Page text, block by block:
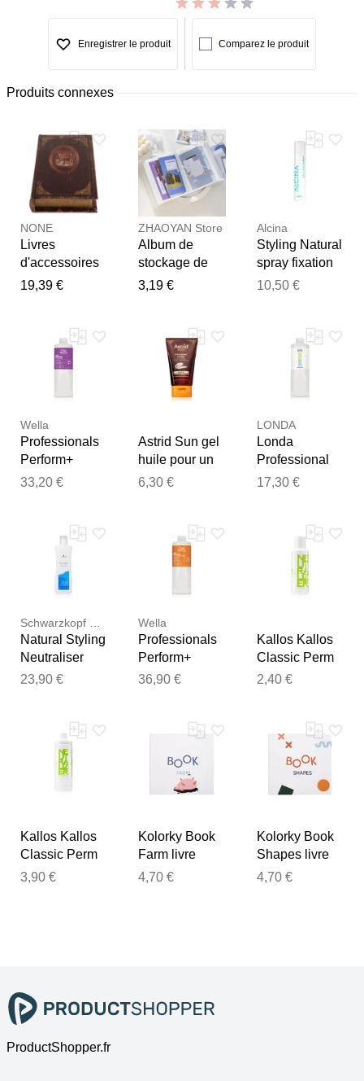
Enregistrer le produit Comparez le produit
Produits connexes
NONE
Livres
d'accessoires
de
décorer le
bureau et la
maison de la
19,39 €
ZHAOYAN Store
Album de
stockage de
photos de
organisateur
de matériel PP
étanche, livre
pour Photos,
Documents,
Durable, haute
qualité
3,19 €
Alcina
Styling Natural
spray fixation
durable 200 ml
10,50 €
Wella
Professionals
Perform+
fixateur
durables 1000
33,20 €
Astrid Sun gel
huile pour un
bronzage
6,30 €
LONDA
Londa
Professional
Curl
permanente
pour des
boucles
durables 1000
17,30 €
Natural Styling
Neutraliser
fixateur
durables 1000
23,90 €
Wella
Professionals
Perform+
Straightener
permanente
boucles
durables 1000
36,90 €
Kallos Kallos
Classic Perm
Neutralizer
boucles
durables 100
2,40 €
Kallos Kallos
Classic Perm
Neutralizer
3,90 €
Kolorky Book
Farm livre
tournant pour
4,70 €
Kolorky Book
Shapes livre
tournant pour
4,70 €
Notre équipe va maintenant
examiner vos commentaires
avant de les publier.
ProductShopper.fr